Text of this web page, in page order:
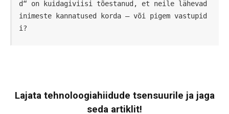
d“ on kuidagiviisi tõestanud, et neile lähevad
inimeste kannatused korda – või pigem vastupid
i?
Lajata tehnoloogiahiidude tsensuurile ja jaga
seda artiklit!